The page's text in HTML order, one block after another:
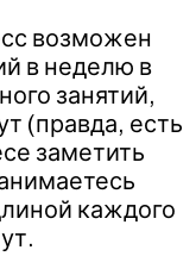
возможен
в неделю в
занятий,
(правда, есть
заметить
каждого